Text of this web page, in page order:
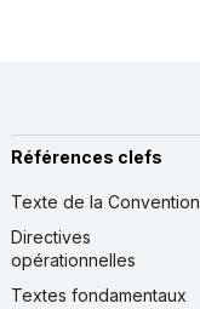
Références clefs
Texte de la Convention
Directives
opérationnelles
Textes fondamentaux